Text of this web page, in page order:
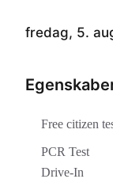
fredag, 5.
Free citizen
PCR Test
Drive-In